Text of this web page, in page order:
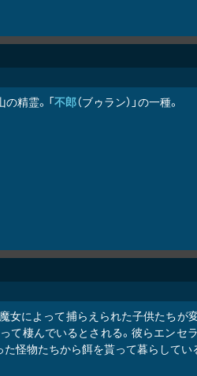
精霊。「不郎（ブゥラン）」の一種。
女によって捕らえられた子供たちが
て棲んでいるとされる。彼らエンセ
た怪物たちから餌を貰って暮らしてい